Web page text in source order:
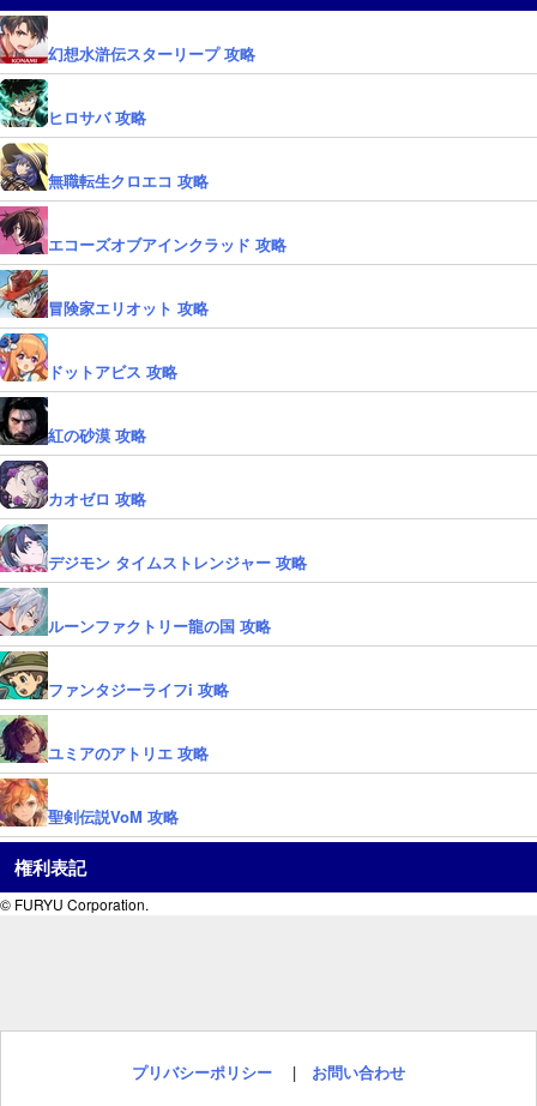
幻想水滸伝スターリープ 攻略
ヒロサバ 攻略
無職転生クロエコ 攻略
エコーズオブアインクラッド 攻略
冒険家エリオット 攻略
ドットアビス 攻略
紅の砂漠 攻略
カオゼロ 攻略
デジモン タイムストレンジャー 攻略
ルーンファクトリー龍の国 攻略
ファンタジーライフi 攻略
ユミアのアトリエ 攻略
聖剣伝説VoM 攻略
権利表記
© FURYU Corporation.
プリバシーポリシー | お問い合わせ